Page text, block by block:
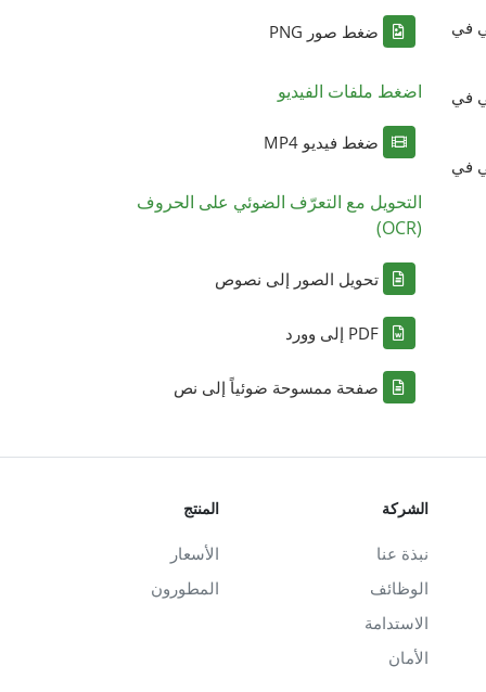
في
في
في
ضغط صور PNG
اضغط ملفات الفيديو
ضغط فيديو MP4
التحويل مع التعرّف الضوئي على الحروف
(OCR)
تحويل الصور إلى نصوص
PDF إلى وورد
صفحة ممسوحة ضوئياً إلى نص
الشركة
نبذة عنا
الوظائف
الاستدامة
الأمان
المنتج
الأسعار
المطورون